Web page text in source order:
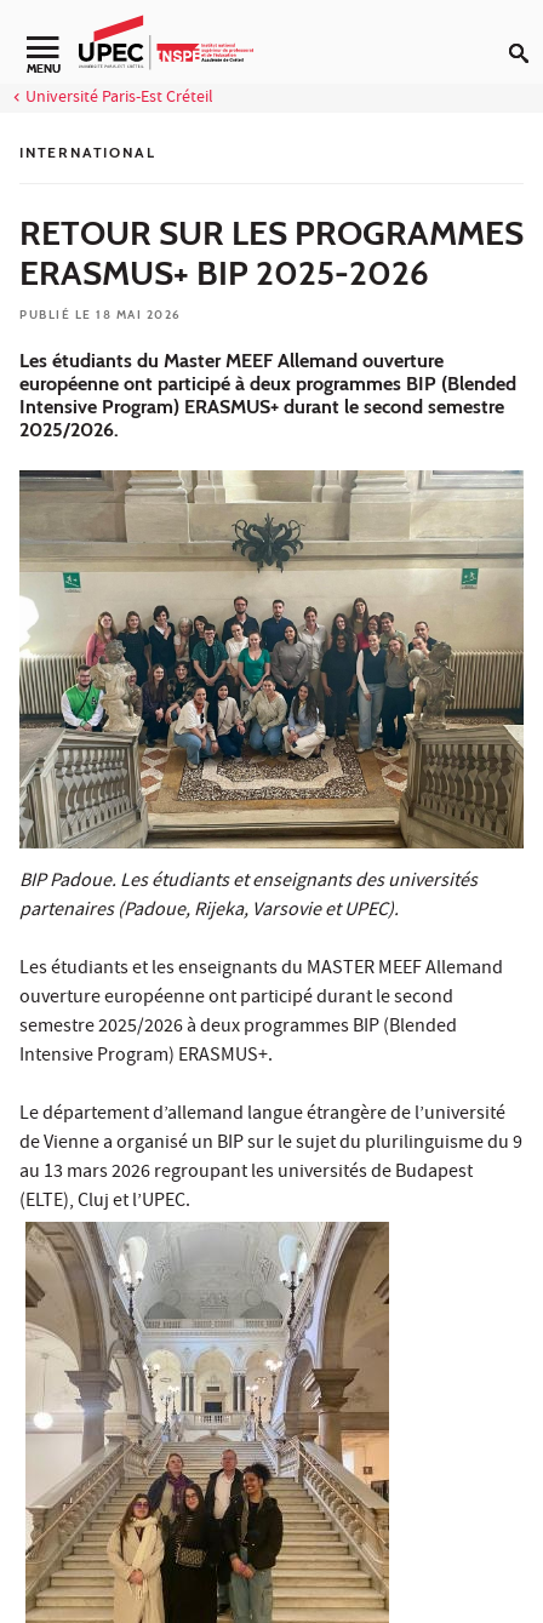
Aller au contenu
Navigation secondaire
MENU
Université Paris-Est Créteil
INTERNATIONAL
RETOUR SUR LES PROGRAMMES
ERASMUS+ BIP 2025-2026
PUBLIÉ LE 18 MAI 2026
Les étudiants du Master MEEF Allemand ouverture
européenne ont participé à deux programmes BIP (Blended
Intensive Program) ERASMUS+ durant le second semestre
2025/2026.
BIP Padoue. Les étudiants et enseignants des universités
partenaires (Padoue, Rijeka, Varsovie et UPEC).
Les étudiants et les enseignants du MASTER MEEF Allemand
ouverture européenne ont participé durant le second
semestre 2025/2026 à deux programmes BIP (Blended
Intensive Program) ERASMUS+.
Le département d’allemand langue étrangère de l’université
de Vienne a organisé un BIP sur le sujet du plurilinguisme du 9
au 13 mars 2026 regroupant les universités de Budapest
(ELTE), Cluj et l’UPEC.